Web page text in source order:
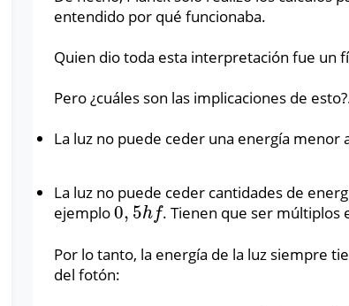
entendido por qué funcionaba.
Quien dio toda esta interpretación fue un
Pero ¿cuáles son las implicaciones de
La luz no puede ceder una energía menor
La luz no puede ceder cantidades de
ejemplo0, 5hf
0,5hf . Tienen que ser múltiplos
Por lo tanto, la energía de la luz siempre
del fotón: